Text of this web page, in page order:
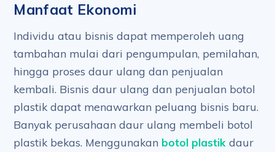
Manfaat Ekonomi
Individu atau bisnis dapat memperoleh uang
tambahan mulai dari pengumpulan, pemilahan,
hingga proses daur ulang dan penjualan
kembali. Bisnis daur ulang dan penjualan botol
plastik dapat menawarkan peluang bisnis baru.
Banyak perusahaan daur ulang membeli botol
plastik bekas. Menggunakan botol plastik daur